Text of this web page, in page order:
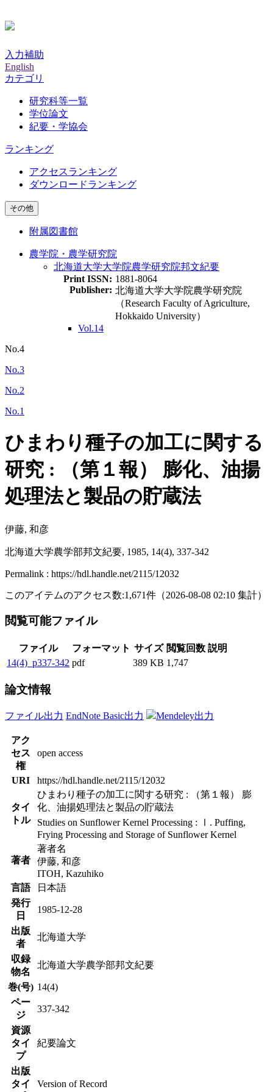
入力補助
English
カテゴリ
研究科等一覧
学位論文
紀要・学協会
ランキング
アクセスランキング
ダウンロードランキング
その他
附属図書館
農学院・農学研究院
北海道大学大学院農学研究院邦文紀要
Print ISSN: 1881-8064
Publisher: 北海道大学大学院農学研究院
（Research Faculty of Agriculture,
Hokkaido University）
Vol.14
No.4
No.3
No.2
No.1
ひまわり種子の加工に関する
研究 : （第１報） 膨化、油揚
処理法と製品の貯蔵法
伊藤, 和彦
北海道大学農学部邦文紀要, 1985, 14(4), 337-342
Permalink : https://hdl.handle.net/2115/12032
このアイテムのアクセス数:1,671件 （2026-08-08 02:10 集計）
閲覧可能ファイル
ファイル フォーマット サイズ 閲覧回数 説明
14(4)_p337-342 pdf 389 KB 1,747
論文情報
ファイル出力 EndNote Basic出力 Mendeley出力
アク
セス
権
open access
URI https://hdl.handle.net/2115/12032
タイ
トル
ひまわり種子の加工に関する研究 : （第１報） 膨
化、油揚処理法と製品の貯蔵法
Studies on Sunflower Kernel Processing : Ⅰ. Puffing,
Frying Processing and Storage of Sunflower Kernel
著者
著者名
伊藤, 和彦
ITOH, Kazuhiko
言語
日本語
発行
日
1985-12-28
出版
者
北海道大学
収録
物名
北海道大学農学部邦文紀要
巻(号) 14(4)
ペー
ジ
337-342
資源
タイ
プ
紀要論文
出版
タイ
Version of Record